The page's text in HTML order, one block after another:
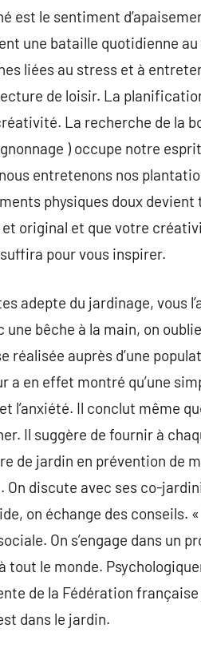
est le sentiment
une bataille quotidienne
liées au stress et à
de loisir. La
La recherche de la
) occupe notre
entretenons nos
physiques doux
et original et que votre
pour vous inspirer.
adepte du jardinage, vous
une bêche à la main, on
réalisée auprès d’une
a en effet montré qu’une
l’anxiété. Il conclut même
Il suggère de fournir à
de jardin en prévention de
On discute avec ses co-
on échange des conseils.
On s’engage dans un
tout le monde.
de la Fédération
dans le jardin.